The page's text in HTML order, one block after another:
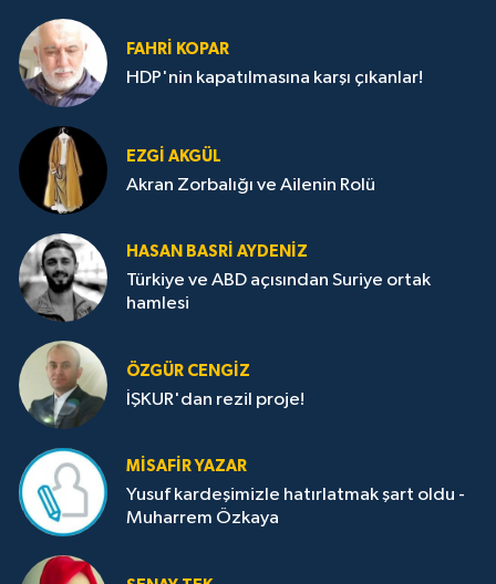
FAHRI KOPAR
HDP'nin kapatılmasına karşı çıkanlar!
EZGI AKGÜL
Akran Zorbalığı ve Ailenin Rolü
HASAN BASRI AYDENIZ
Türkiye ve ABD açısından Suriye ortak
hamlesi
ÖZGÜR CENGIZ
İŞKUR'dan rezil proje!
MISAFIR YAZAR
Yusuf kardeşimizle hatırlatmak şart oldu -
Muharrem Özkaya